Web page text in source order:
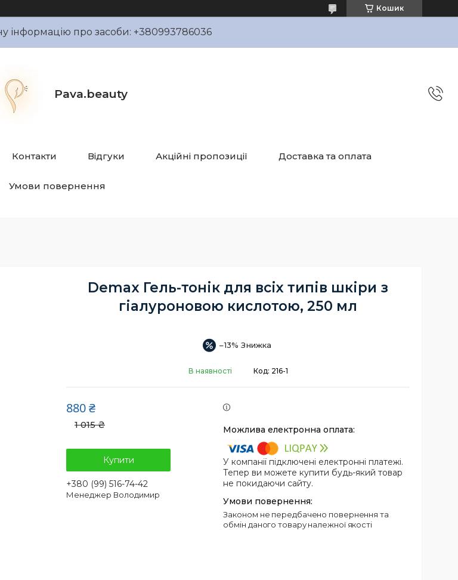
Кошик
інформацію про засоби: +380993786036
Pava.beauty
Контакти Відгуки Акційні пропозиції Доставка та оплата
Умови повернення
Demax Гель-тонік для всіх типів шкіри з
гіалуроновою кислотою, 250 мл
–13%
В наявності Код: 216-1
1 015 ₴
880 ₴
Купити
+380 (99) 516-74-42
Менеджер Володимир
У компанії підключені електронні платежі.
Тепер ви можете купити будь-який товар
не покидаючи сайту.
Законом не передбачено повернення та
обмін даного товару належної якості